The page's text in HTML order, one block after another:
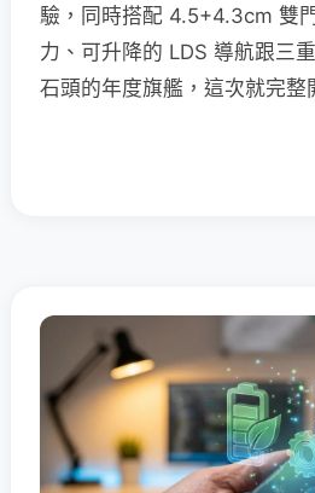
驗，同時搭配 4.5+4.3cm 雙
力、可升降的 LDS 導航跟三
石頭的年度旗艦，這次就完整